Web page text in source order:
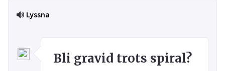
Lyssna
Bli gravid trots spiral?